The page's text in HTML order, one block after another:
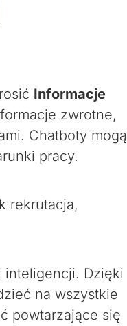
Informacje
zwrotne,
Chatboty mogą
pracy.
rekrutacja,
inteligencji. Dzięki
na wszystkie
powtarzające się